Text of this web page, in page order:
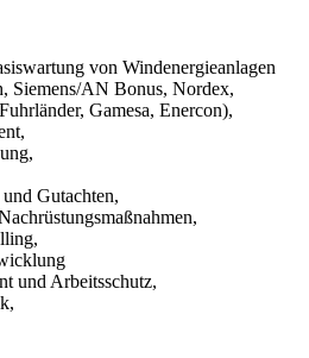
von Windenergieanlagen
Siemens/AN Bonus, Nordex,
Gamesa, Enercon),
Gutachten,
und Arbeitsschutz,